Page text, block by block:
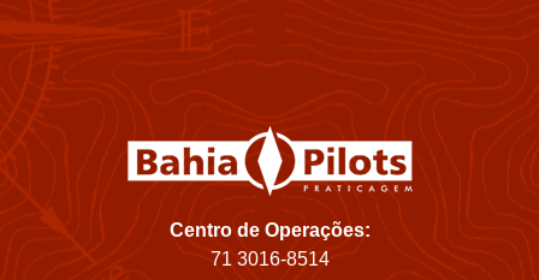
Centro de Operações:
71 3016-8514